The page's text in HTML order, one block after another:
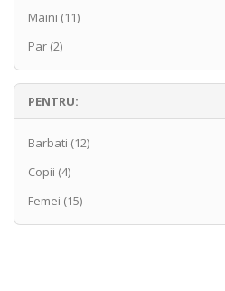
Maini (11)
Par (2)
PENTRU:
Barbati (12)
Copii (4)
Femei (15)